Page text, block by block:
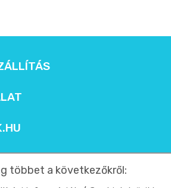
többet a következőkről: